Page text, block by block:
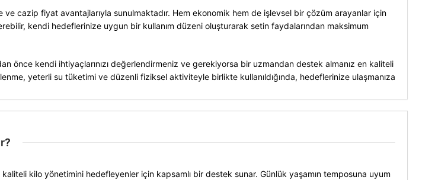
cazip fiyat avantajlarıyla sunulmaktadır. Hem ekonomik hem de işlevsel bir çözüm arayanlar için
kendi hedeflerinize uygun bir kullanım düzeni oluşturarak setin faydalarından maksimum
önce kendi ihtiyaçlarınızı değerlendirmeniz ve gerekiyorsa bir uzmandan destek almanız en kaliteli
yeterli su tüketimi ve düzenli fiziksel aktiviteyle birlikte kullanıldığında, hedeflerinize ulaşmanıza
kilo yönetimini hedefleyenler için kapsamlı bir destek sunar. Günlük yaşamın temposuna uyum